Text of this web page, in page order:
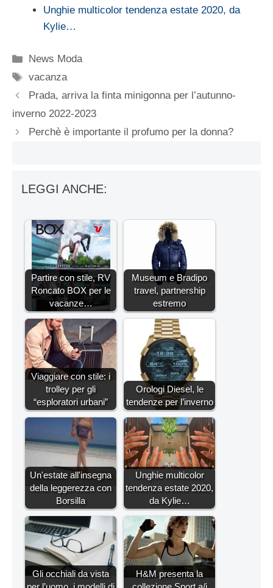
Unghie multicolor tendenza estate 2020, da
Kylie…
Categorie
News Moda
Tag
vacanza
Prada, arriva la finta minigonna per l’autunno-
inverno 2022-2023
Perchè è importante il profumo per la donna?
LEGGI ANCHE:
Partire con stile, RV
Roncato BOX per le
vacanze…
Museum e Bradipo
travel, partnership
estremo
Viaggiare con stile: i
trolley per gli
“esploratori urbani”
Orologi Diesel, le
tendenze per l’inverno
Un'estate all'insegna
della leggerezza con
Borsilla
Unghie multicolor
tendenza estate 2020,
da Kylie…
Gli occhiali da vista
H&M presenta la